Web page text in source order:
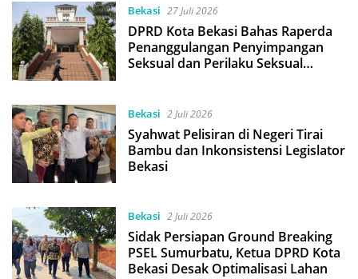
Bekasi 27 Juli 2026
DPRD Kota Bekasi Bahas Raperda
Penanggulangan Penyimpangan
Seksual dan Perilaku Seksual
Bekasi 2 Juli 2026
Syahwat Pelisiran di Negeri Tirai
Bambu dan Inkonsistensi Legislator
Bekasi
Bekasi 2 Juli 2026
Sidak Persiapan Ground Breaking
PSEL Sumurbatu, Ketua DPRD Kota
Bekasi Desak Optimalisasi Lahan